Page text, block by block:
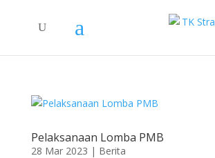
Pelaksanaan Lomba PMB
28 Mar 2023 | Berita